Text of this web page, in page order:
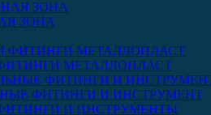
ЗОНА
МЕТАЛЛОПЛАСТ
ФИТИНГИ И ИНСТРУМЕНТ